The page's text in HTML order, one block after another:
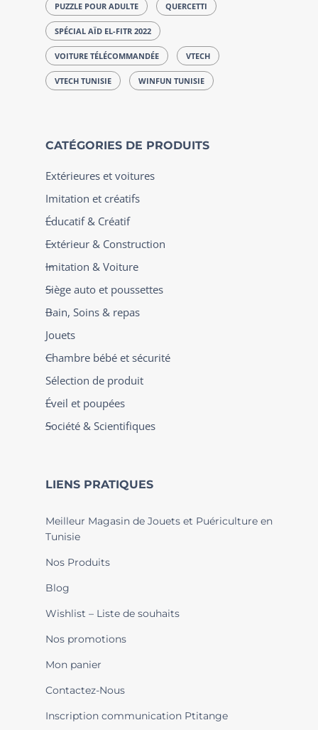
PUZZLE POUR ADULTE QUERCETTI
SPÉCIAL AÏD EL-FITR 2022
VOITURE TÉLÉCOMMANDÉE VTECH
VTECH TUNISIE WINFUN TUNISIE
CATÉGORIES DE PRODUITS
Extérieures et voitures
Imitation et créatifs
Éducatif & Créatif
Extérieur & Construction
Imitation & Voiture
Siège auto et poussettes
Bain, Soins & repas
Jouets
Chambre bébé et sécurité
Sélection de produit
Éveil et poupées
Société & Scientifiques
LIENS PRATIQUES
Meilleur Magasin de Jouets et Puériculture en
Tunisie
Nos Produits
Blog
Wishlist – Liste de souhaits
Nos promotions
Mon panier
Contactez-Nous
Inscription communication Ptitange